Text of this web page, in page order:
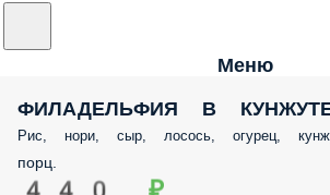
Меню
ФИЛАДЕЛЬФИЯ В
Рис, нори, сыр, лосось, огурец,
порц.